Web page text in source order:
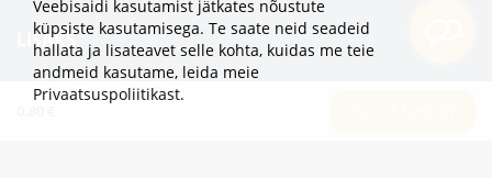
LISAKS
KATEGOORIAD
Veebisaidi kasutamist jätkates nõustute
küpsiste kasutamisega. Te saate neid seadeid
hallata ja lisateavet selle kohta, kuidas me teie
andmeid kasutame, leida meie
Privaatsuspoliitikast.